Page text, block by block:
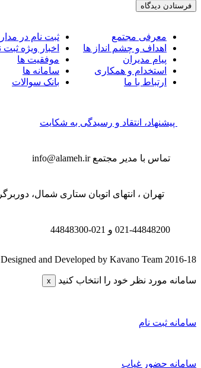
معرفی مجتمع
اهداف و چشم انداز ها
پیام مدیران
استخدام و همکاری
ارتباط با ما
ثبت نام در
اخبار ویژه ثبت
موفقیت ها
سامانه ها
بانک سوالات
پیشنهاد، انتقاد و رسیدگی به شکایت
تماس با مدیر مجتمعinfo@alameh.ir
تهران ، انتهای اتوبان ستاری شمال،
021-44848200 و 021-44848300
Designed and Developed by Kavano Team 2016-18
سامانه مورد نظر خود را انتخاب کنید x
سامانه ثبت نام
سامانه حضور غیاب